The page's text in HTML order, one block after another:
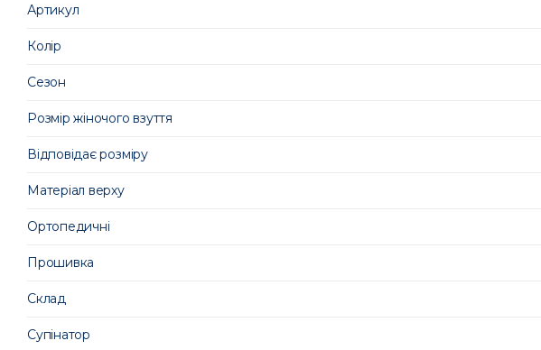
Артикул
Колір
Сезон
Розмір жіночого взуття
Відповідає розміру
Матеріал верху
Ортопедичні
Прошивка
Склад
Супінатор